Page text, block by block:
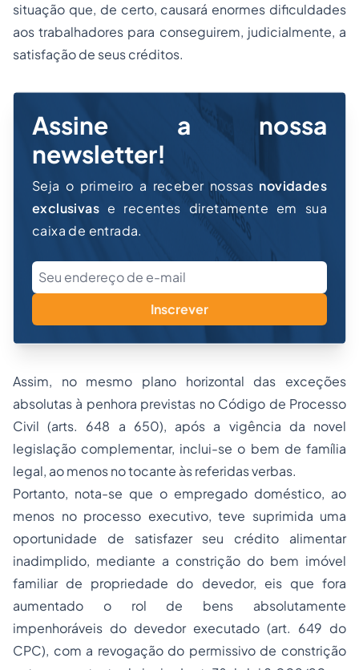
situação que, de certo, causará enormes dificuldades
aos trabalhadores para conseguirem, judicialmente, a
satisfação de seus créditos.
Assine a nossa
newsletter!
Seja o primeiro a receber nossas novidades
exclusivas e recentes diretamente em sua
caixa de entrada.
Inscrever
Assim, no mesmo plano horizontal das exceções
absolutas à penhora previstas no Código de Processo
Civil (arts. 648 a 650), após a vigência da novel
legislação complementar, inclui-se o bem de família
legal, ao menos no tocante às referidas verbas.
Portanto, nota-se que o empregado doméstico, ao
menos no processo executivo, teve suprimida uma
oportunidade de satisfazer seu crédito alimentar
inadimplido, mediante a constrição do bem imóvel
familiar de propriedade do devedor, eis que fora
aumentado o rol de bens absolutamente
impenhoráveis do devedor executado (art. 649 do
CPC), com a revogação do permissivo de constrição